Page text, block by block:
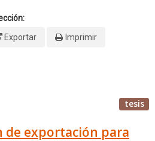
Exportar Imprimir
tesis
de exportación para